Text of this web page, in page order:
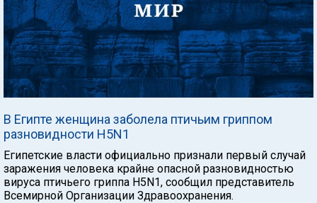
В Египте женщина заболела птичьим гриппом
разновидности H5N1
Египетские власти официально признали первый случай
заражения человека крайне опасной разновидностью
вируса птичьего гриппа H5N1, сообщил представитель
Всемирной Организации Здравоохранения.